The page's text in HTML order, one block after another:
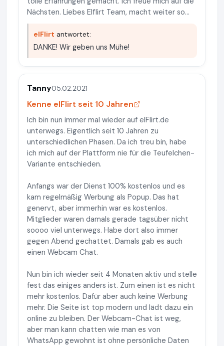
Nächsten. Liebes Elflirt Team, macht weiter so...
elFlirt antwortet:
DANKE! Wir geben uns Mühe!
Tanny05.02.2021
Kenne elFlirt seit 10 Jahren
Ich bin nun immer mal wieder auf elFlirt.de
unterwegs. Eigentlich seit 10 Jahren zu
unterschiedlichen Phasen. Da ich treu bin, habe
ich mich auf der Plattform nie für die Teufelchen-
Variante entschieden.
Anfangs war der Dienst 100% kostenlos und es
kam regelmäßig Werbung als Popup. Das hat
genervt, aber immerhin war es kostenlos.
Mitglieder waren damals gerade tagsüber nicht
soooo viel unterwegs. Habe dort also immer
gegen Abend gechattet. Damals gab es auch
einen Webcam Chat.
Nun bin ich wieder seit 4 Monaten aktiv und stelle
fest das einiges anders ist. Zum einen ist es nicht
mehr kostenlos. Dafür aber auch keine Werbung
mehr. Die Seite ist top modern und lädt dazu ein
online zu bleiben. Der Webcam-Chat ist weg,
aber man kann chatten wie man es von
WhatsApp gewohnt ist ohne persönliche Daten